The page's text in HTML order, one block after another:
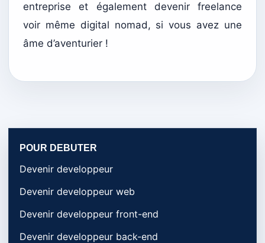
entreprise et également devenir freelance
voir même digital nomad, si vous avez une
âme d’aventurier !
POUR DEBUTER
Devenir developpeur
Devenir developpeur web
Devenir developpeur front-end
Devenir developpeur back-end